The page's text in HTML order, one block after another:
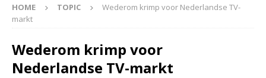
HOME TOPIC
Wederom krimp voor Nederlandse TV-
markt
Wederom krimp voor
Nederlandse TV-markt